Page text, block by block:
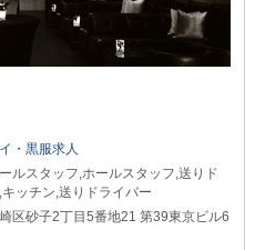
・黒服求人
ルスタッフ,ホールスタッフ,送りド
ッチン,送りドライバー
区砂子2丁目5番地21 第39東京ビル6